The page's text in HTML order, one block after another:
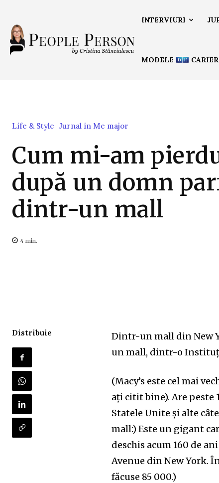
INTERVIURI
MODELE
Life & Style Jurnal in Me major
Cum mi-am
după un domn
dintr-un mall
4 min.
Distribuie Dintr-un mall din New
un mall, dintr-oInstitu
(Macy’s este cel mai
ați citit bine). Are peste
Statele Unite și alte
mall:) Este un gigant
deschis acum 160 de
Avenue din New York.
făcuse 85 000.)